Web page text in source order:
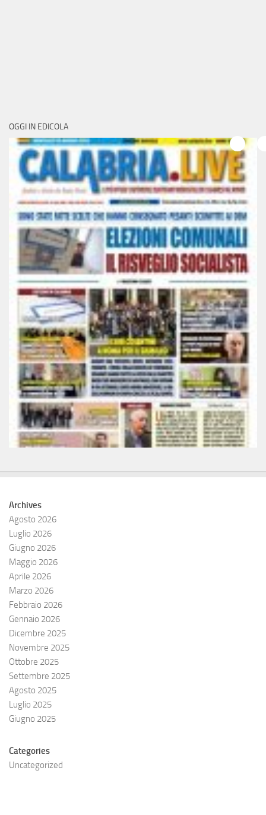
OGGI IN EDICOLA
Archives
Agosto 2026
Luglio 2026
Giugno 2026
Maggio 2026
Aprile 2026
Marzo 2026
Febbraio 2026
Gennaio 2026
Dicembre 2025
Novembre 2025
Ottobre 2025
Settembre 2025
Agosto 2025
Luglio 2025
Giugno 2025
Categories
Uncategorized